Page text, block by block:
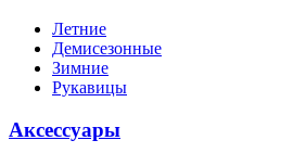
Летние
Демисезонные
Зимние
Рукавицы
Аксессуары